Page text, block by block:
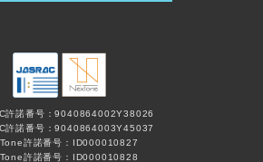
許諾番号：9040864002Y38026
許諾番号：9040864003Y45037
許諾番号：ID000010827
許諾番号：ID000010828